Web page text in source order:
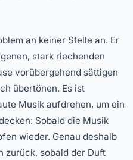
an keiner Stelle an. Er
stark riechenden
vorübergehend sättigen
übertönen. Es ist
Musik aufdrehen, um ein
Sobald die Musik
wieder. Genau deshalb
zurück, sobald der Duft